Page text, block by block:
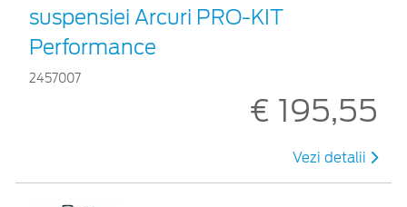
suspensiei Arcuri PRO-KIT
Performance
2457007
€ 195,55
Vezi detalii